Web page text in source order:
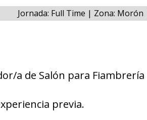
Jornada: Full Time | Zona:
a de Salón para Fiambrería
previa.